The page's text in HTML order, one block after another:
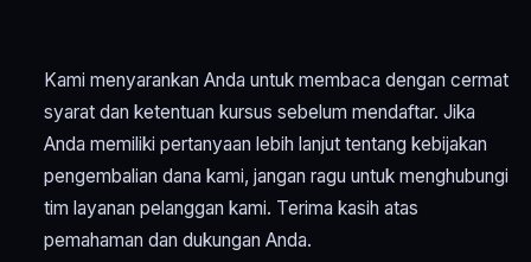
Kami menyarankan Anda untuk membaca dengan cermat
syarat dan ketentuan kursus sebelum mendaftar. Jika
Anda memiliki pertanyaan lebih lanjut tentang kebijakan
pengembalian dana kami, jangan ragu untuk menghubungi
tim layanan pelanggan kami. Terima kasih atas
pemahaman dan dukungan Anda.